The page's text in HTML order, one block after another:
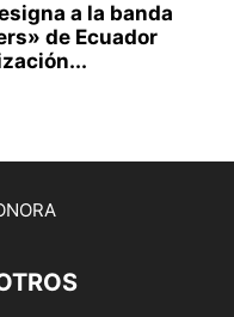
a la banda
de Ecuador